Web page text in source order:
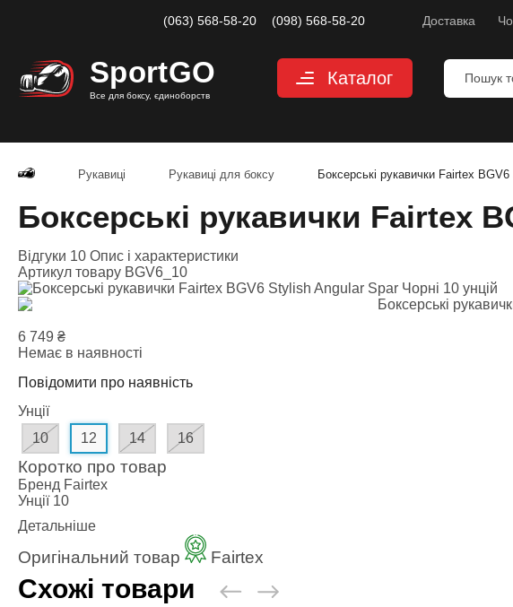
(063) 568-58-20 (098) 568-58-20 Доставка
SportGO
Все для боксу, єдиноборств
Каталог
Боксерські бинти
Мішки, груші, манекени
Рукавиці Рукавиці для боксу Боксерські рукавички Fairtex
Боксерські рукавички Fairtex
Відгуки 10 Опис і характеристики
Артикул товару BGV6_10
6 749 ₴
Немає в наявності
Повідомити про наявність
Унції
10
12 14 16
Коротко про товар
Бренд Fairtex
Унції 10
Детальніше
Оригінальний товар Fairtex
Схожі товари